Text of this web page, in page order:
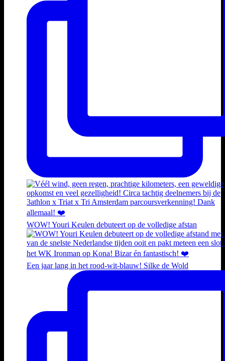
WOW! Youri Keulen debuteert op de volledige afstan
Een jaar lang in het rood-wit-blauw! Silke de Wold